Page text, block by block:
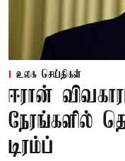
உலக செய்திகள்
ஈரான்
நேரங்களில்
டிரம்ப்